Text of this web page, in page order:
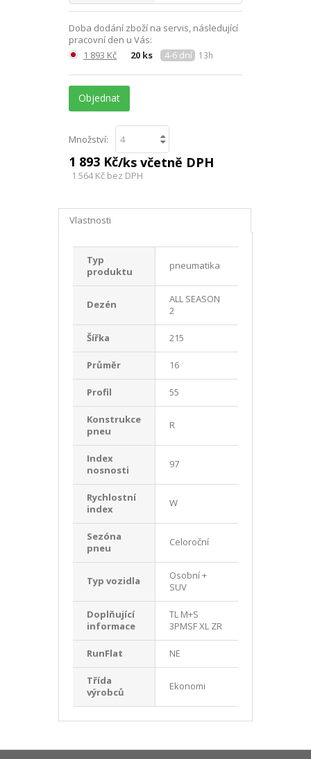
Doba dodání zboží na servis, následující
pracovní den u Vás:
1 893 Kč
20 ks 4-6 dní 13h
Objednat
Množství:
1 893 Kč/ks včetně DPH
1 564 Kč bez DPH
Vlastnosti
Typ
produktu
pneumatika
Dezén
ALL SEASON
2
Šířka 215
Průměr 16
Profil 55
Konstrukce
pneu
R
Index
nosnosti
97
Rychlostní
index
W
Sezóna
pneu
Celoroční
Typ vozidla
Osobní +
SUV
Doplňující
informace
TL M+S
3PMSF XL ZR
RunFlat NE
Třída
výrobců
Ekonomi